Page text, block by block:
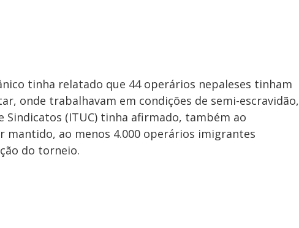
tinha relatado que 44 operários nepaleses tinham
onde trabalhavam em condições de semi-escravidão,
Sindicatos (ITUC) tinha afirmado, também ao
mantido, ao menos 4.000 operários imigrantes
do torneio.